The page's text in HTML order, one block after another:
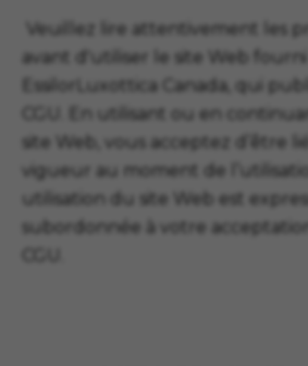
Veuillez lire attentivement les
avant d'utiliser le site Web fourni
EssilorLuxottica Canada, qui
CGU. En utilisant ou en
site Web, vous acceptez d’être
vigueur au moment de
utilisation du site Web est
subordonnée à votre